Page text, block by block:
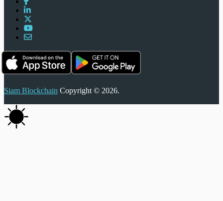
Siam Blockchain Copyright © 2026.